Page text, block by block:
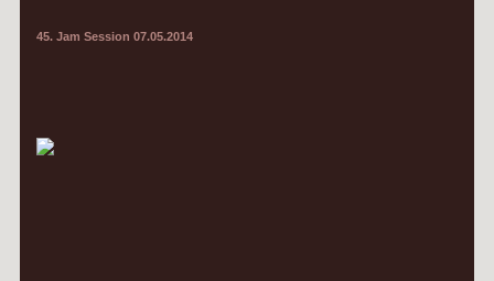
45. Jam Session 07.05.2014